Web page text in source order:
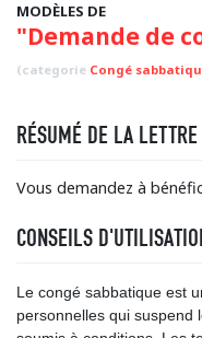
MODÈLES DE
"Demande de
(categorie Congé
RÉSUMÉ DE LA
Vous demandez à
CONSEILS
Le congé sabbatique est
personnelles qui suspend